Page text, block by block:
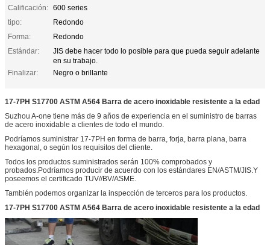
Calificación: 600 series
tipo:
Redondo
Forma:
Redondo
Estándar:
JIS debe hacer todo lo posible para que pueda seguir adelante
en su trabajo.
Finalizar:
Negro o brillante
17-7PH S17700 ASTM A564 Barra de acero inoxidable resistente a la edad
Suzhou A-one tiene más de 9 años de experiencia en el suministro de barras
de acero inoxidable a clientes de todo el mundo.
Podríamos suministrar 17-7PH en forma de barra, forja, barra plana, barra
hexagonal, o según los requisitos del cliente.
Todos los productos suministrados serán 100% comprobados y
probados.Podríamos producir de acuerdo con los estándares EN/ASTM/JIS.Y
poseemos el certificado TUV//BV/ASME.
También podemos organizar la inspección de terceros para los productos.
17-7PH S17700 ASTM A564 Barra de acero inoxidable resistente a la edad